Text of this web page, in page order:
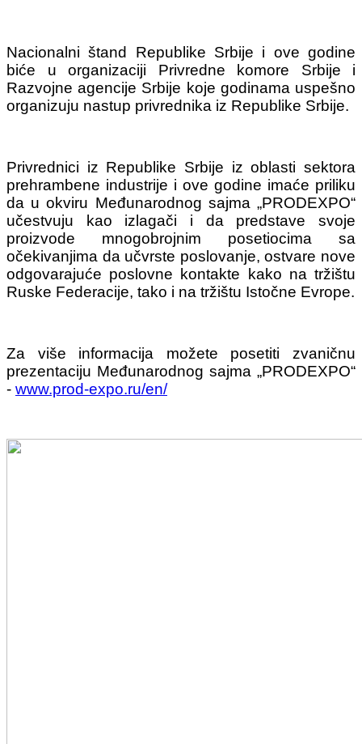
Nacionalni štand Republike Srbije i ove godine
biće u organizaciji Privredne komore Srbije i
Razvojne agencije Srbije koje godinama uspešno
organizuju nastup privrednika iz Republike Srbije.
Privrednici iz Republike Srbije iz oblasti sektora
prehrambene industrije i ove godine imaće priliku
da u okviru Međunarodnog sajma „PRODEXPO“
učestvuju kao izlagači i da predstave svoje
proizvode mnogobrojnim posetiocima sa
očekivanjima da učvrste poslovanje, ostvare nove
odgovarajuće poslovne kontakte kako na tržištu
Ruske Federacije, tako i na tržištu Istočne Evrope.
Za više informacija možete posetiti zvaničnu
prezentaciju Međunarodnog sajma „PRODEXPO“
- www.prod-expo.ru/en/